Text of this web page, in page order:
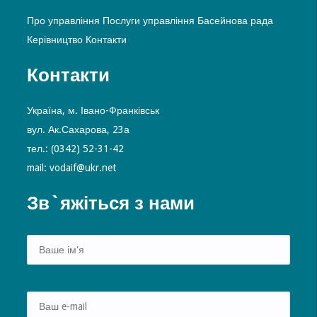
Про управління Послуги управління Басейнова рада
Керівництво Контакти
Контакти
Україна, м. Івано-Франківськ
вул. Ак.Сахарова, 23а
тел.: (0342) 52-31-42
mail: vodaif@ukr.net
Зв`яжіться з нами